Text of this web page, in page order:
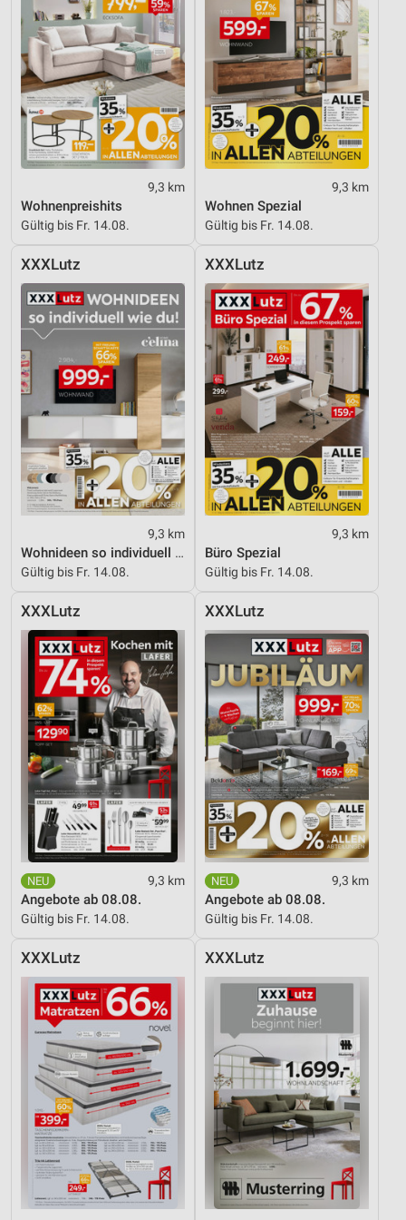
9,3 km
Wohnenpreishits
Gültig bis Fr. 14.08.
9,3 km
Wohnen Spezial
Gültig bis Fr. 14.08.
XXXLutz
9,3 km
Wohnideen so individuell wie du!
Gültig bis Fr. 14.08.
XXXLutz
9,3 km
Büro Spezial
Gültig bis Fr. 14.08.
XXXLutz
9,3 km
Angebote ab 08.08.
Gültig bis Fr. 14.08.
XXXLutz
9,3 km
Angebote ab 08.08.
Gültig bis Fr. 14.08.
XXXLutz XXXLutz
Notwendig
Performance
Funktional
Werbung